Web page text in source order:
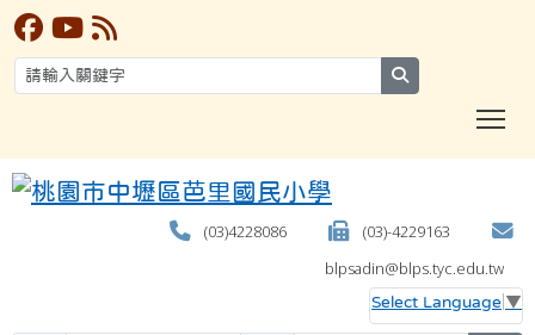
(03)4228086
(03)-4229163
blpsadin@blps.tyc.edu.tw
Select Language ▼